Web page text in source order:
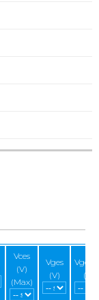
Vces
(V)
(Max)
Vges
(V)
(V)